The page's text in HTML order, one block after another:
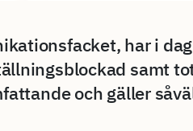
har i
samt
och gäller